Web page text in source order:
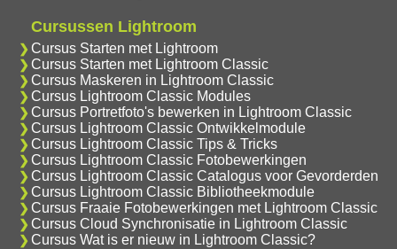
Cursussen Lightroom
Cursus Starten met Lightroom
Cursus Starten met Lightroom Classic
Cursus Maskeren in Lightroom Classic
Cursus Lightroom Classic Modules
Cursus Portretfoto's bewerken in Lightroom Classic
Cursus Lightroom Classic Ontwikkelmodule
Cursus Lightroom Classic Tips & Tricks
Cursus Lightroom Classic Fotobewerkingen
Cursus Lightroom Classic Catalogus voor Gevorderden
Cursus Lightroom Classic Bibliotheekmodule
Cursus Fraaie Fotobewerkingen met Lightroom Classic
Cursus Cloud Synchronisatie in Lightroom Classic
Cursus Wat is er nieuw in Lightroom Classic?